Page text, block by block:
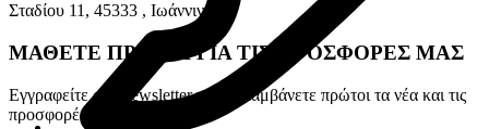
Σταδίου 11, 45333 , Ιωάννινα.
ΜΑΘΕΤΕ ΠΡΩΤΟΙ ΓΙΑ ΤΙΣ ΠΡΟΣΦΟΡΕΣ ΜΑΣ
Εγγραφείτε στο newsletter για να λαμβάνετε πρώτοι τα νέα και τις
προσφορές μας